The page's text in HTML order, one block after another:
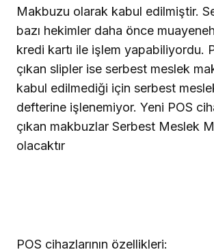
Makbuzu olarak kabul edilmiştir.
bazı hekimler daha önce
kredi kartı ile işlem yapabiliyordu.
çıkan slipler ise serbest meslek
kabul edilmediği için serbest
defterine işlenemiyor. Yeni POS
çıkan makbuzlar Serbest Meslek
olacaktır
POS cihazlarının özellikleri: